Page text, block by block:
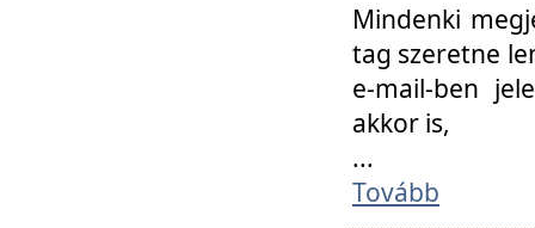
Mindenki
tag szeretne
e-mail-ben
akkor is,
...
Tovább